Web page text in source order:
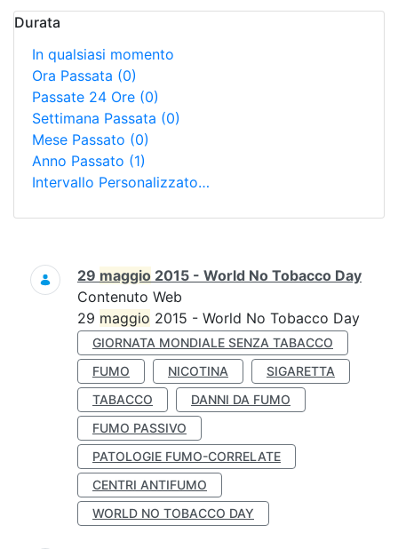
Durata
In qualsiasi momento
Ora Passata (0)
Passate 24 Ore (0)
Settimana Passata (0)
Mese Passato (0)
Anno Passato (1)
Intervallo Personalizzato…
Ricerca
29 maggio 2015 - World No Tobacco Day
Contenuto Web
29 maggio 2015 - World No Tobacco Day
GIORNATA MONDIALE SENZA TABACCO
FUMO
NICOTINA
SIGARETTA
TABACCO
DANNI DA FUMO
FUMO PASSIVO
PATOLOGIE FUMO-CORRELATE
CENTRI ANTIFUMO
WORLD NO TOBACCO DAY